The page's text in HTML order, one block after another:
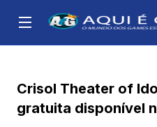
Crisol Theater of
gratuita disponível